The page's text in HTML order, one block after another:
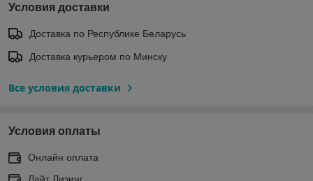
Условия доставки
Доставка по Республике Беларусь
Доставка курьером по Минску
Все условия доставки
Условия оплаты
Онлайн оплата
Лайт Лизинг